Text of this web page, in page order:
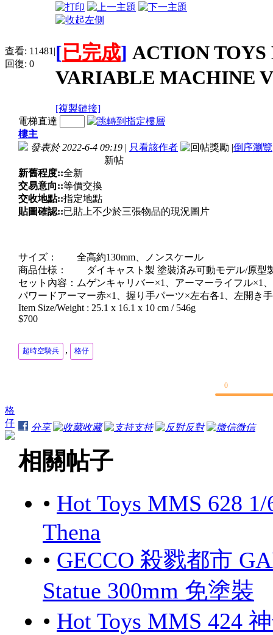
查看: 11481 |
回復: 0
[已完成] ACTION
VARIABLE MACHINE
[複製鏈接]
格
仔
電梯直達
樓主
發表於 2022-6-4 09:19 | 只看該作者 |倒序瀏覽
新帖
新舊程度::全新
交易意向::等價交換
交收地點::指定地點
貼圖確認::已貼上不少於三張物品的現況圖片
サイズ： 全高約130mm、ノンスケール
商品仕様： ダイキャスト製 塗裝済み可動モデル/原型
セット內容：ムゲンキャリバー×1、アーマーライフル×1
パワードアーマー赤×1、握り手パーツ×左右各1、左開き
Item Size/Weight : 25.1 x 16.1 x 10 cm / 546g
$700
超時空騎兵 , 格仔
0
分享 收藏 支持 反對 微信
相關帖子
• Hot Toys MMS 628
Thena
• GECCO 殺戮都市
Statue 300mm 免塗裝
• Hot Toys MMS 424